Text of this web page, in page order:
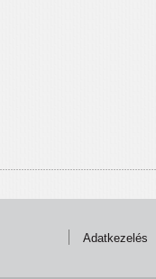
Adatkezelés